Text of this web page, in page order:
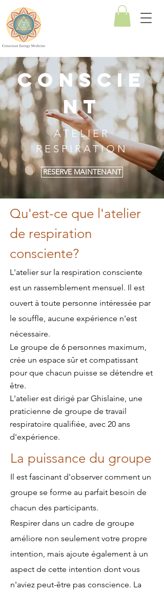
Medecine
Energetique de
Conscience
CONSCIE
NT
ATELIER
RESPIRATION
RESERVE MAINTENANT
Qu'est-ce que l'atelier
de respiration
consciente?
L'atelier sur la respiration consciente
est un rassemblement mensuel. Il est
ouvert à toute personne intéressée par
le souffle, aucune expérience n'est
nécessaire.
Le groupe de 6 personnes maximum,
crée un espace sûr et compatissant
pour que chacun puisse se détendre et
être.
L'atelier est dirigé par Ghislaine, une
praticienne de groupe de travail
respiratoire qualifiée, avec 20 ans
d'expérience.
La puissance du groupe
Il est fascinant d'observer comment un
groupe se forme au parfait besoin de
chacun des participants.
Respirer dans un cadre de groupe
améliore non seulement votre propre
intention, mais ajoute également à un
aspect de cette intention dont vous
n'aviez peut-être pas conscience. La